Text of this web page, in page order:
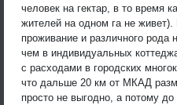
человек на гектар, в то время
жителей на одном га не живет).
проживание и различного рода
чем в индивидуальных
с расходами в городских
что дальше 20 км от МКАД
просто не выгодно, а потому